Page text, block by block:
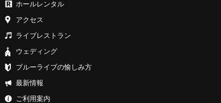
ホールレンタル
アクセス
ライブレストラン
ウェディング
ブルーライブの愉しみ方
最新情報
ご利用案内